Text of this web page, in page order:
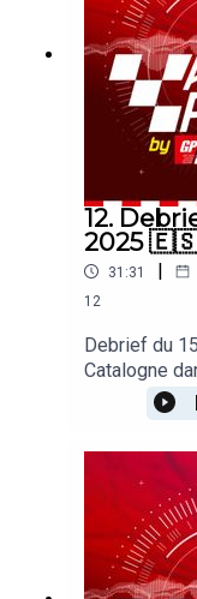
12.
2025
31:31 |
12
Debrief du
Catalogne
Paddock
Michel
page
venu battre
également
le beau
des
agitent le